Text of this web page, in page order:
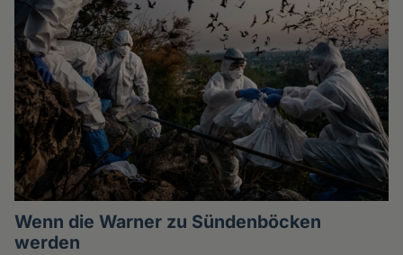
Wenn die Warner zu Sündenböcken
werden